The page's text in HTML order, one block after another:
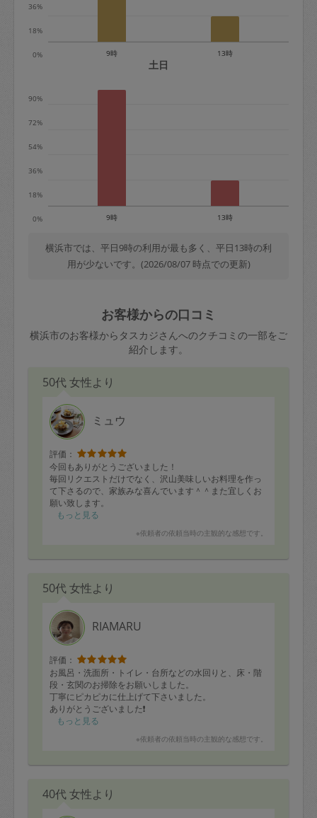
※キャンセル料金の設定について：
0%
18%
36%
9時 13時
土日
0%
18%
36%
54%
72%
90%
9時 13時
横浜市では、平日9時の利用が最も多く、平日13時の利
用が少ないです。(2026/08/07 時点での更新)
お客様からの口コミ
横浜市のお客様からタスカジさんへのクチコミの一部をご
紹介します。
50代 女性より
ミュウ
評価：
今回もありがとうございました！
毎回リクエストだけでなく、沢山美味しいお料理を作っ
て下さるので、家族みな喜んでいます＾＾また宜しくお
願い致します。
・サーモンムニエルと野菜のソテー
・鳥唐揚げ
・肉豆腐
・ドライカルー
・豚肉とピーマンのナンプラー炒め
・ほうれん草とベーコンソテー
・ブロッコリーベーコンエッグ
・ゆでブロッコリー
・ポテトサラダ
・鳥そぼろ
・卵そぼろ
・ミネストローネ
もっと見る
※依頼者の依頼当時の主観的な感想です。
50代 女性より
RIAMARU
評価：
お風呂・洗面所・トイレ・台所などの水回りと、床・階
段・玄関のお掃除をお願いしました。
丁寧にピカピカに仕上げて下さいました。
ありがとうございました❗️
もっと見る
※依頼者の依頼当時の主観的な感想です。
40代 女性より